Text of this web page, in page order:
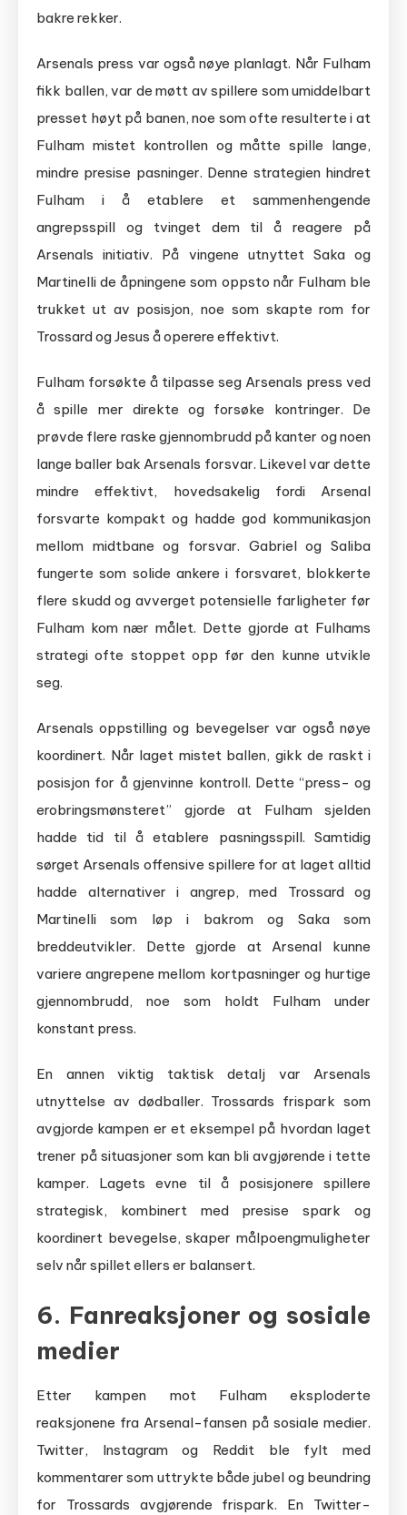
bakre rekker.
Arsenals press var også nøye planlagt. Når Fulham
fikk ballen, var de møtt av spillere som umiddelbart
presset høyt på banen, noe som ofte resulterte i at
Fulham mistet kontrollen og måtte spille lange,
mindre presise pasninger. Denne strategien hindret
Fulham i å etablere et sammenhengende
angrepsspill og tvinget dem til å reagere på
Arsenals initiativ. På vingene utnyttet Saka og
Martinelli de åpningene som oppsto når Fulham ble
trukket ut av posisjon, noe som skapte rom for
Trossard og Jesus å operere effektivt.
Fulham forsøkte å tilpasse seg Arsenals press ved
å spille mer direkte og forsøke kontringer. De
prøvde flere raske gjennombrudd på kanter og noen
lange baller bak Arsenals forsvar. Likevel var dette
mindre effektivt, hovedsakelig fordi Arsenal
forsvarte kompakt og hadde god kommunikasjon
mellom midtbane og forsvar. Gabriel og Saliba
fungerte som solide ankere i forsvaret, blokkerte
flere skudd og avverget potensielle farligheter før
Fulham kom nær målet. Dette gjorde at Fulhams
strategi ofte stoppet opp før den kunne utvikle
seg.
Arsenals oppstilling og bevegelser var også nøye
koordinert. Når laget mistet ballen, gikk de raskt i
posisjon for å gjenvinne kontroll. Dette “press- og
erobringsmønsteret” gjorde at Fulham sjelden
hadde tid til å etablere pasningsspill. Samtidig
sørget Arsenals offensive spillere for at laget alltid
hadde alternativer i angrep, med Trossard og
Martinelli som løp i bakrom og Saka som
breddeutvikler. Dette gjorde at Arsenal kunne
variere angrepene mellom kortpasninger og hurtige
gjennombrudd, noe som holdt Fulham under
konstant press.
En annen viktig taktisk detalj var Arsenals
utnyttelse av dødballer. Trossards frispark som
avgjorde kampen er et eksempel på hvordan laget
trener på situasjoner som kan bli avgjørende i tette
kamper. Lagets evne til å posisjonere spillere
strategisk, kombinert med presise spark og
koordinert bevegelse, skaper målpoengmuligheter
selv når spillet ellers er balansert.
6. Fanreaksjoner og sosiale
medier
Etter kampen mot Fulham eksploderte
reaksjonene fra Arsenal-fansen på sosiale medier.
Twitter, Instagram og Reddit ble fylt med
kommentarer som uttrykte både jubel og beundring
for Trossards avgjørende frispark. En Twitter-